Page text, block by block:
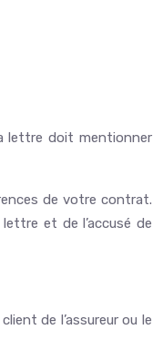
lettre doit mentionner
de votre contrat.
et de l’accusé de
de l’assureur ou le